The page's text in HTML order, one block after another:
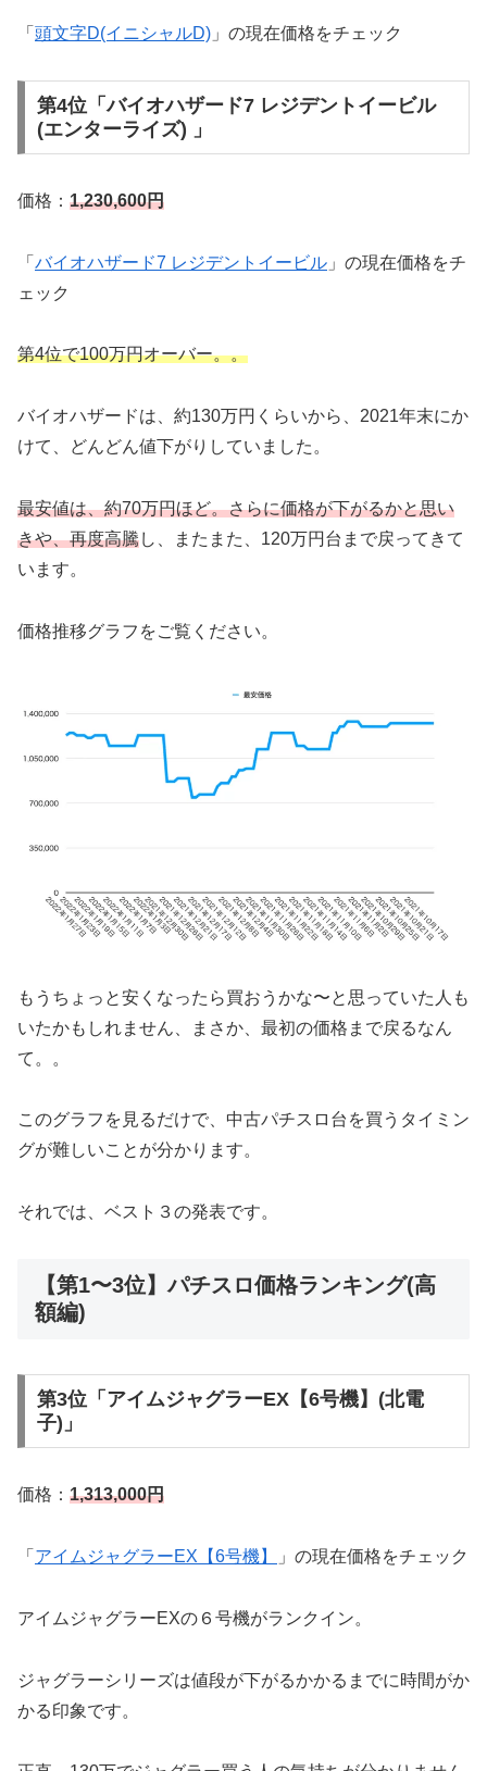
「 頭文字D(イニシャルD) 」の現在価格をチェック
第4位「バイオハザード7 レジデントイービル
(エンターライズ) 」
価格： 1,230,600円
「 バイオハザード7 レジデントイービル 」の現在価格をチ
ェック
第4位で100万円オーバー。。
バイオハザードは、約130万円くらいから、2021年末にか
けて、どんどん値下がりしていました。
最安値は、約70万円ほど。さらに価格が下がるかと思い
きや、再度高騰し、またまた、120万円台まで戻ってきて
います。
価格推移グラフをご覧ください。
もうちょっと安くなったら買おうかな〜と思っていた人も
いたかもしれません、まさか、最初の価格まで戻るなん
て。。
このグラフを見るだけで、中古パチスロ台を買うタイミン
グが難しいことが分かります。
それでは、ベスト３の発表です。
【第1〜3位】パチスロ価格ランキング(高
額編)
第3位「アイムジャグラーEX【6号機】(北電
子)」
価格： 1,313,000円
「 アイムジャグラーEX【6号機】 」の現在価格をチェック
アイムジャグラーEXの６号機がランクイン。
ジャグラーシリーズは値段が下がるかかるまでに時間がか
かる印象です。